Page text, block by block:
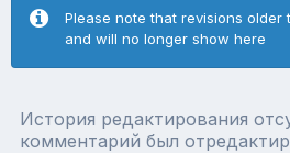
Please note that revisions older
and will no longer show here
История редактирования
комментарий был